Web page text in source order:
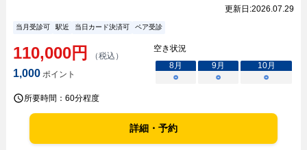
更新日:2026.07.29
当月受診可 駅近 当日カード決済可 ペア受診
110,000円 （税込）
1,000ポイント
空き状況
8月 9月 10月
○
○ ○
所要時間： 60分程度
詳細・予約